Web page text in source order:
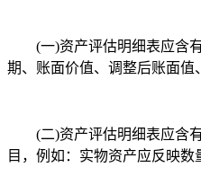
(一)资产评估明细表应含有
期、账面价值、调整后账面值
(二)资产评估明细表应含有
目，例如：实物资产应反映数